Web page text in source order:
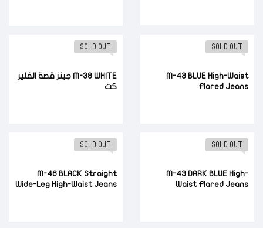
SOLD OUT
M-43 BLUE High-Waist
Flared Jeans
SOLD OUT
M-38 WHITE جينز قصة الفلير
كت
SOLD OUT
M-43 DARK BLUE High-
Waist Flared Jeans
SOLD OUT
M-46 BLACK Straight
Wide-Leg High-Waist Jeans